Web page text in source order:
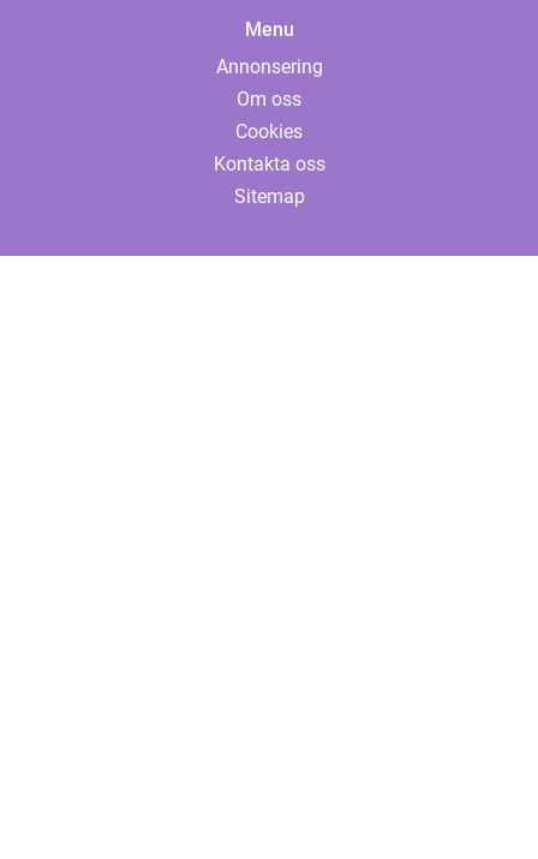
Menu
Annonsering
Om oss
Cookies
Kontakta oss
Sitemap